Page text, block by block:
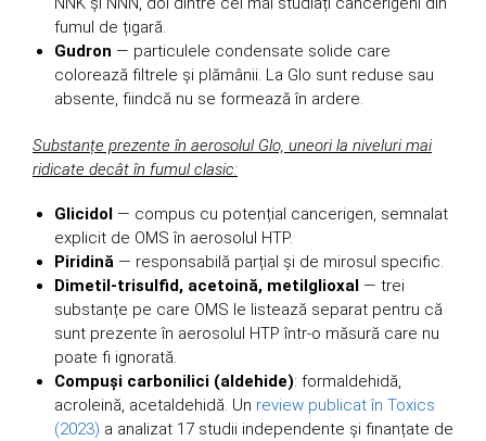
fumul de țigară.
Gudron — particulele condensate solide care
colorează filtrele și plămânii. La Glo sunt reduse sau
absente, fiindcă nu se formează în ardere.
Substanțe prezente în aerosolul Glo, uneori la niveluri mai
ridicate decât în fumul clasic:
Glicidol — compus cu potențial cancerigen, semnalat
explicit de OMS în aerosolul HTP.
Piridină — responsabilă parțial și de mirosul specific.
Dimetil-trisulfid, acetoină, metilglioxal — trei
substanțe pe care OMS le listează separat pentru că
sunt prezente în aerosolul HTP într-o măsură care nu
poate fi ignorată.
Compuși carbonilici (aldehide): formaldehidă,
acroleină, acetaldehidă. Un review publicat în Toxics
(2023) a analizat 17 studii independente și finanțate de